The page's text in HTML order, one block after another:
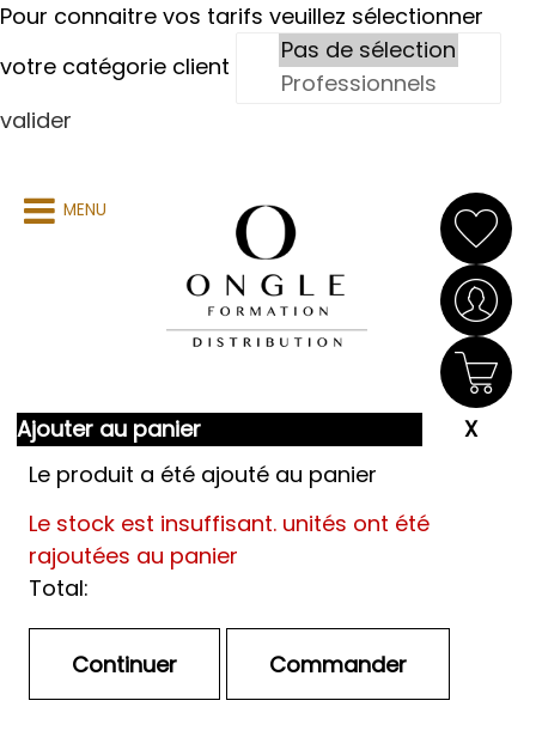
Pour connaitre vos tarifs veuillez sélectionner
votre catégorie client
valider
MENU
Ajouter au panier
Le produit a été ajouté au panier
Le stock est insuffisant. unités ont été
rajoutées au panier
Total: